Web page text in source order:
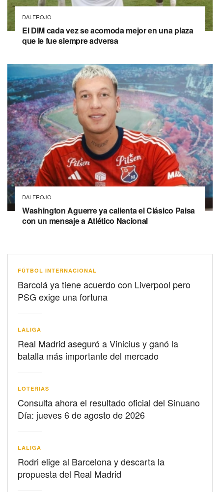
DALEROJO
El DIM cada vez se acomoda mejor en una plaza
que le fue siempre adversa
DALEROJO
Washington Aguerre ya calienta el Clásico Paisa
con un mensaje a Atlético Nacional
FÚTBOL INTERNACIONAL
Barcolá ya tiene acuerdo con Liverpool pero
PSG exige una fortuna
LALIGA
Real Madrid aseguró a Vinicius y ganó la
batalla más importante del mercado
LOTERIAS
Consulta ahora el resultado oficial del Sinuano
Día: jueves 6 de agosto de 2026
LALIGA
Rodri elige al Barcelona y descarta la
propuesta del Real Madrid